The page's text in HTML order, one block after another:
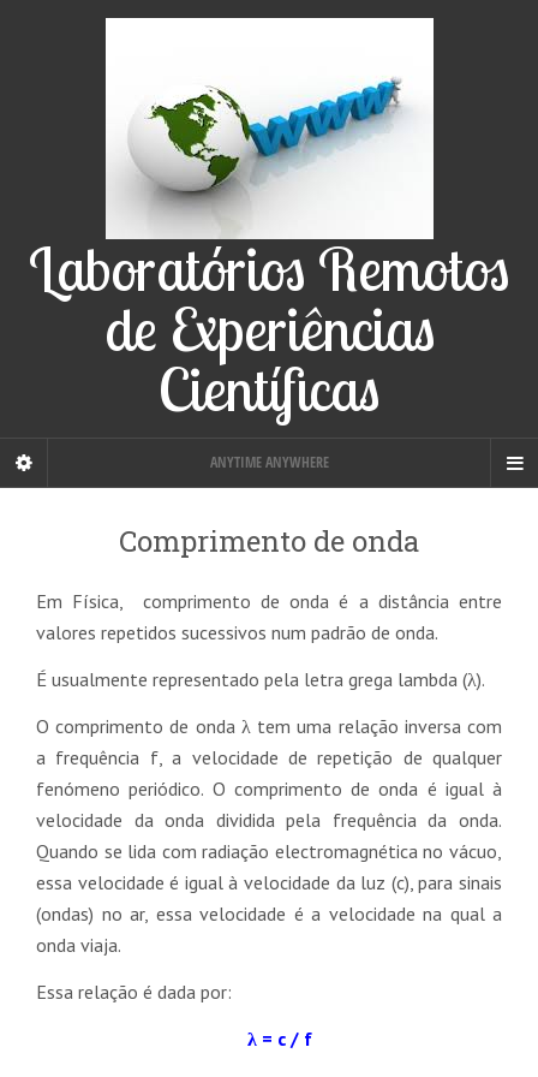
Laboratórios Remotos
de Experiências
Científicas
ANYTIME ANYWHERE
Comprimento de onda
Em Física, comprimento de onda é a distância entre
valores repetidos sucessivos num padrão de onda.
É usualmente representado pela letra grega lambda (λ).
O comprimento de onda λ tem uma relação inversa com
a frequência f, a velocidade de repetição de qualquer
fenómeno periódico. O comprimento de onda é igual à
velocidade da onda dividida pela frequência da onda.
Quando se lida com radiação electromagnética no vácuo,
essa velocidade é igual à velocidade da luz (c), para sinais
(ondas) no ar, essa velocidade é a velocidade na qual a
onda viaja.
Essa relação é dada por:
λ = c / f